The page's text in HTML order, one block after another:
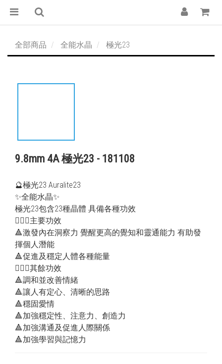
全部商品 全能水晶 極光23
9.8mm 4A 極光23 - 181108
🔮極光23 Auralite23
✨全能水晶✨
極光23包含23種晶體 具備各種功效
💁🏻‍♀️主要功效
🔺激發內在洞察力 覺醒更高的覺知和靈通能力 有助發
揮個人潛能
🔺促進及穩定人體各種能量
💁🏻‍♂️其餘功效
🔺調和並改善情緒
🔺讓人有定心、清晰的思路
🔺穩固愛情
🔺加強穩定性、注意力、創造力
🔺加強溝通及促進人際關係
🔺加強學習與記憶力